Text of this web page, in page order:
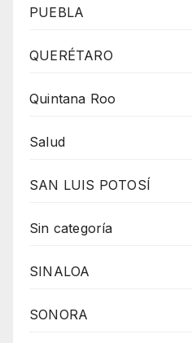
PUEBLA
QUERÉTARO
Quintana Roo
Salud
SAN LUIS POTOSÍ
Sin categoría
SINALOA
SONORA